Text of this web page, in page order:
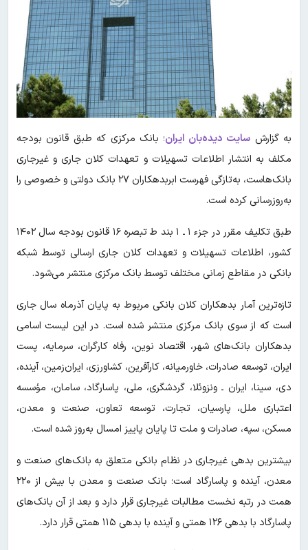
به گزارش سایت دیده‌بان ایران؛ بانک مرکزی که طبق قانون بودجه
مکلف به انتشار اطلاعات تسهیلات و تعهدات کلان جاری و غیرجاری
بانک‌هاست، به‌تازگی فهرست ابربدهکاران ۲۷ بانک دولتی و خصوصی را
به‌روزرسانی کرده است.
طبق تکلیف مقرر در جزء ۱ ‌‌ـ ۱ بند ط تبصره ۱۶ قانون بودجه سال ۱۴۰۲
کشور، اطلاعات تسهیلات و تعهدات کلان جاری ارسالی توسط شبکه
بانکی در مقاطع زمانی مختلف توسط بانک مرکزی منتشر می‌شود.
تازه‌ترین آمار بدهکاران کلان بانکی مربوط به پایان آذرماه سال جاری
است که از سوی بانک مرکزی منتشر شده است. در این لیست اسامی
بدهکاران بانک‌های شهر، اقتصاد نوین، رفاه کارگران، سرمایه، پست
ایران، توسعه صادرات، خاورمیانه، کارآفرین، کشاورزی، ایران‌زمین، آینده،
دی، سینا، ایران ـ ونزوئلا، گردشگری، ملی، پاسارگاد، سامان، مؤسسه
اعتباری ملل، پارسیان، تجارت، توسعه تعاون، صنعت و معدن،
مسکن، سپه، صادرات و ملت تا پایان پاییز امسال به‌روز شده است.
بیشترین بدهی غیرجاری در نظام بانکی متعلق به بانک‌های صنعت و
معدن، آینده و پاسارگاد است؛ بانک صنعت و معدن با بیش از ۲۲۰
همت در رتبه نخست مطالبات غیرجاری قرار دارد و بعد از آن بانک‌های
پاسارگاد با بدهی ۱۲۶ همتی و آینده با بدهی ۱۱۵ همتی قرار دارد.